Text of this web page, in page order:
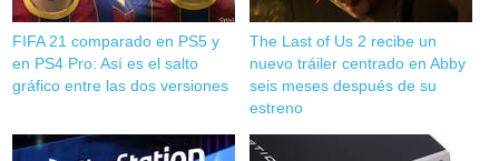
FIFA 21 comparado en PS5 y
en PS4 Pro: Así es el salto
gráfico entre las dos versiones
The Last of Us 2 recibe un
nuevo tráiler centrado en Abby
seis meses después de su
estreno